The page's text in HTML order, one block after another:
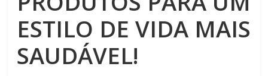
ESTILO DE VIDA MAIS
SAUDÁVEL!